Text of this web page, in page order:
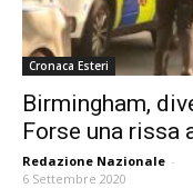
Cronaca Esteri
Birmingham,
Forse una rissa
Redazione Nazionale -
6 Settembre 2020